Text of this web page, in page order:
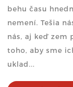
behu času
nemení. Tešia
nás, aj keď zem
toho, aby sme
uklad...